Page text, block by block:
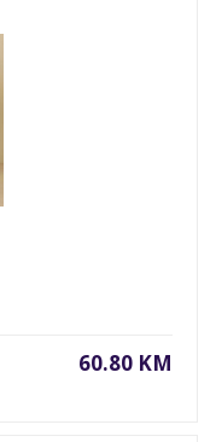
60.80 KM